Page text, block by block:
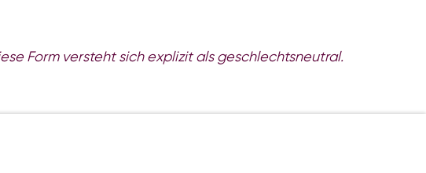
Form versteht sich explizit als geschlechtsneutral.